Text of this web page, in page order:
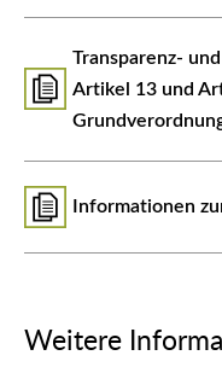
Transparenz-
Artikel 13 und
Informationen
Weitere